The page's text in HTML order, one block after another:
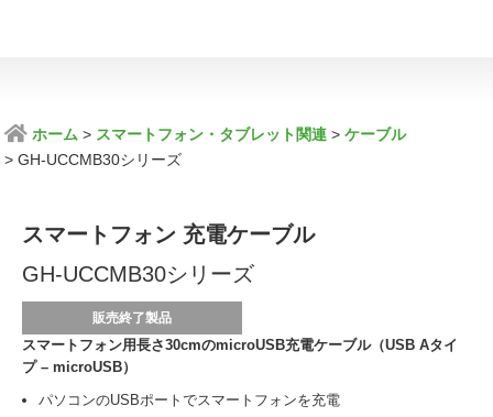
ホーム スマートフォン・タブレット関連
ケーブル
GH-UCCMB30シリーズ
スマートフォン 充電ケーブル
GH-UCCMB30シリーズ
販売終了製品
スマートフォン用長さ30cmのmicroUSB充電ケーブル（USB Aタイ
プ – microUSB）
パソコンのUSBポートでスマートフォンを充電